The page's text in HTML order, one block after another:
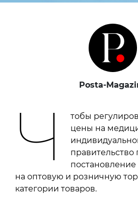
Posta-
Ч
тобы
цены на
на оптовую и розничную
категории товаров.